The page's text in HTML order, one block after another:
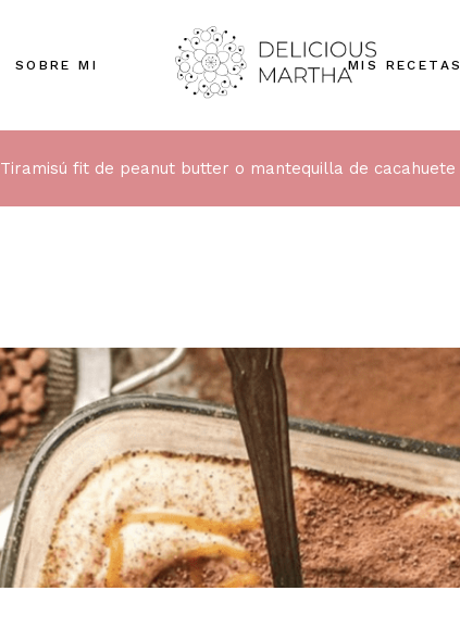
SOBRE MI MIS RECETAS
Tiramisú fit de peanut butter o mantequilla de cacahuete